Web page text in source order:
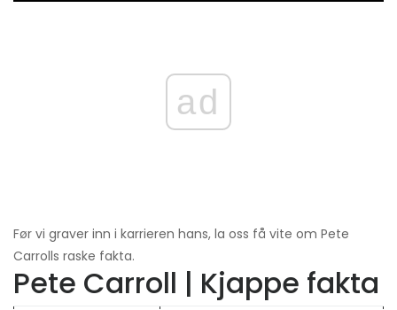
ad
Før vi graver inn i karrieren hans, la oss få vite om Pete
Carrolls raske fakta.
Pete Carroll | Kjappe fakta